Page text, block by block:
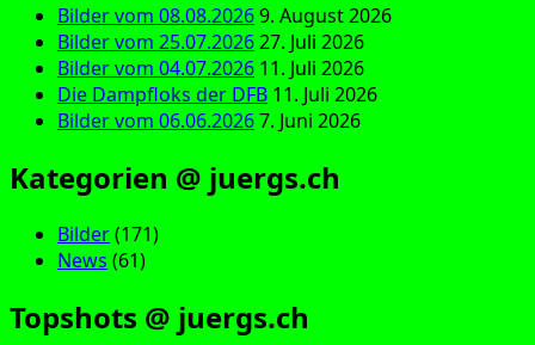
Bilder vom 08.08.20269. August 2026
Bilder vom 25.07.202627. Juli 2026
Bilder vom 04.07.2026 11. Juli 2026
Die Dampfloks der DFB 11. Juli 2026
Bilder vom 06.06.20267. Juni 2026
Kategorien @ juergs.ch
Bilder(171)
News (61)
Topshots @ juergs.ch